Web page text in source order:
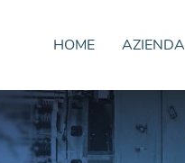
HOME AZIENDA